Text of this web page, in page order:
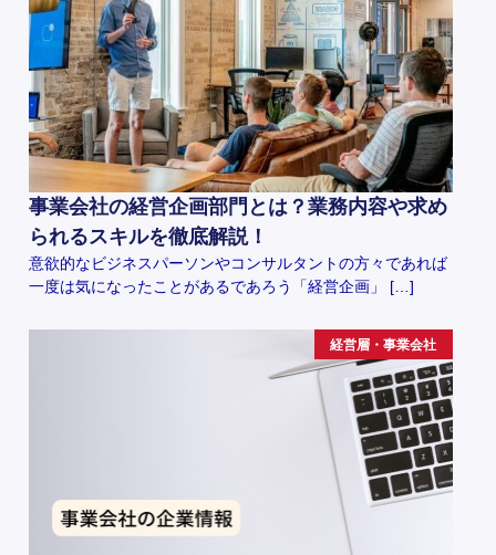
事業会社の経営企画部門とは？業務内容や求め
られるスキルを徹底解説！
意欲的なビジネスパーソンやコンサルタントの方々であれば
一度は気になったことがあるであろう「経営企画」 […]
経営層・事業会社